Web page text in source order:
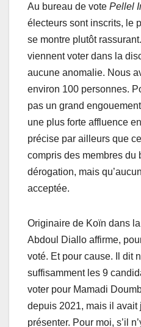
Au bureau de vote Pellel
électeurs sont inscrits, le
se montre plutôt
viennent voter dans la
aucune anomalie. Nous
environ 100 personnes.
pas un grand
une plus forte affluence
précise par ailleurs que
compris des membres du
dérogation, mais
acceptée.
Originaire de Koïn dans
Abdoul Diallo affirme,
voté. Et pour cause. Il dit
suffisamment les 9
voter pour Mamadi
depuis 2021, mais il avait
présenter. Pour moi, s’il